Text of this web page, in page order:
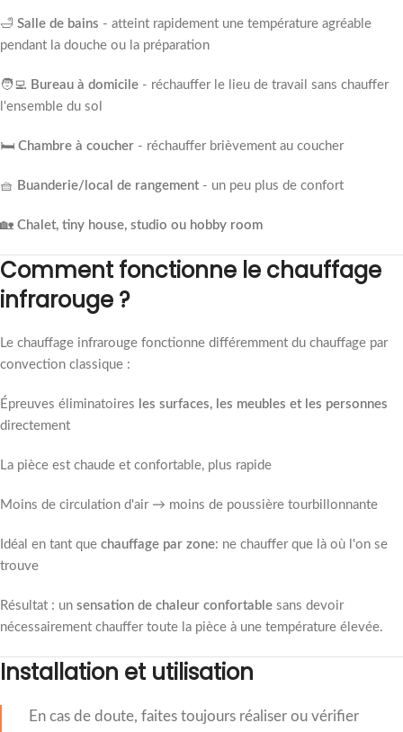
🛁 Salle de bains - atteint rapidement une température agréable
pendant la douche ou la préparation
🧑‍💻 Bureau à domicile - réchauffer le lieu de travail sans chauffer
l'ensemble du sol
🛏️ Chambre à coucher - réchauffer brièvement au coucher
🧺 Buanderie/local de rangement- un peu plus de confort
🏡 Chalet, tiny house, studio ou hobby room
Comment fonctionne le chauffage
infrarouge ?
Le chauffage infrarouge fonctionne différemment du chauffage par
convection classique :
Épreuves éliminatoires les surfaces, les meubles et les personnes
directement
La pièce est chaude et confortable, plus rapide
Moins de circulation d'air → moins de poussière tourbillonnante
Idéal en tant que chauffage par zone: ne chauffer que là où l'on se
trouve
Résultat : un sensation de chaleur confortable sans devoir
nécessairement chauffer toute la pièce à une température élevée.
Installation et utilisation
En cas de doute, faites toujours réaliser ou vérifier